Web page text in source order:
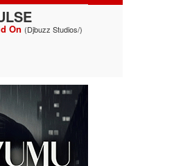
On (Djbuzz Studios/)